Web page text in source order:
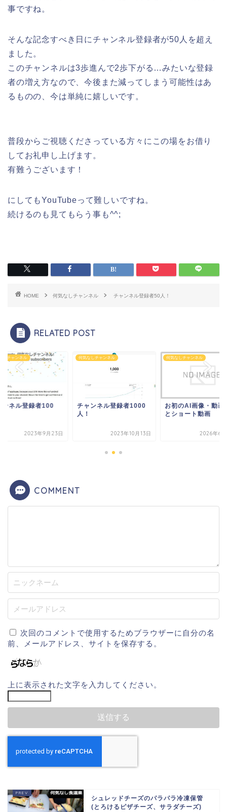
事ですね。
そんな記念すべき日にチャンネル登録者が50人を超え
ました。
このチャンネルは3歩進んで2歩下がる…みたいな登録
者の増え方なので、今後また減ってしまう可能性はあ
るものの、今は単純に嬉しいです。
普段からご視聴くださっている方々にこの場をお借り
してお礼申し上げます。
有難うございます！
にしてもYouTubeって難しいですね。
続けるのも見てもらう事も^^;
HOME 何気なしチャンネル チャンネル登録者50人！
RELATED POST
しチャンネル
ンネル登録者100
2023年9月23日
何気なしチャンネル
チャンネル登録者1000
人！
2023年10月13日
何気なしチャンネル
お初のAI画像・動画
とショート動画
2026年6
COMMENT
次回のコメントで使用するためブラウザーに自分の名
前、メールアドレス、サイトを保存する。
上に表示された文字を入力してください。
シュレッドチーズのパラパラ冷凍保管
(とろけるピザチーズ、サラダチーズ)